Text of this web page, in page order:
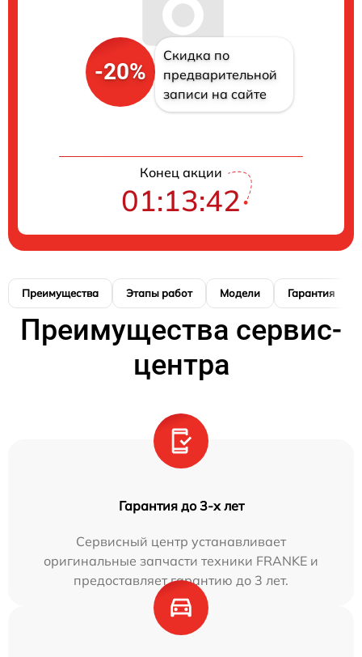
-20%
Скидка по
предварительной
записи на сайте
Конец акции
01:13:41
Преимущества Этапы работ Модели Гарантия
Преимущества сервис-
центра
Гарантия до 3-х лет
Сервисный центр устанавливает
оригинальные запчасти техники FRANKE и
предоставляет гарантию до 3 лет.